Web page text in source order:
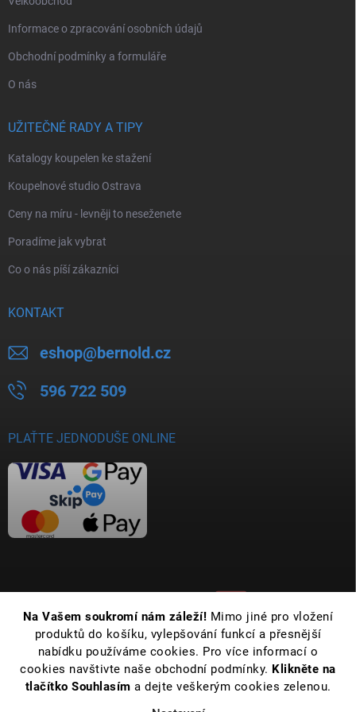
Na Vašem soukromí nám záleží! Mimo jiné pro vložení
produktů do košíku, vylepšování funkcí a přesnější
nabídku používáme cookies. Pro více informací o
cookies navštivte naše obchodní podmínky. Klikněte na
tlačítko Souhlasím a dejte veškerým cookies zelenou.
Informace o zpracování osobních údajů
Obchodní podmínky a formuláře
O nás
UŽITEČNÉ RADY A TIPY
Katalogy koupelen ke stažení
Koupelnové studio Ostrava
Ceny na míru - levněji to neseženete
Poradíme jak vybrat
Co o nás píší zákazníci
KONTAKT
eshop@bernold.cz
596 722 509
PLAŤTE JEDNODUŠE ONLINE